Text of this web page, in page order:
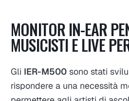
MONITOR IN-EAR
MUSICISTI E LIVE
Gli IER-M500 sono stati
rispondere a una necessità